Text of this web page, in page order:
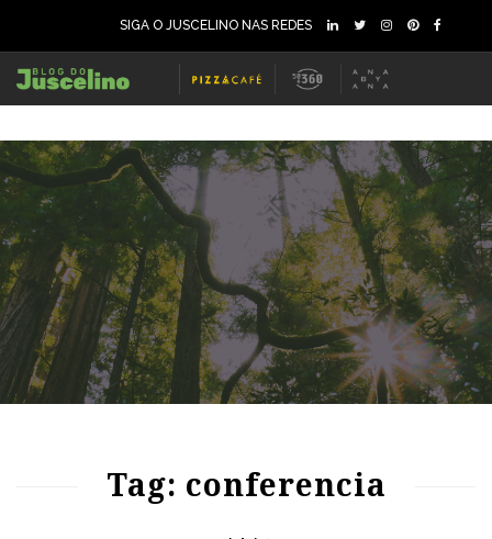
SIGA O JUSCELINO NAS REDES
Tag: conferencia